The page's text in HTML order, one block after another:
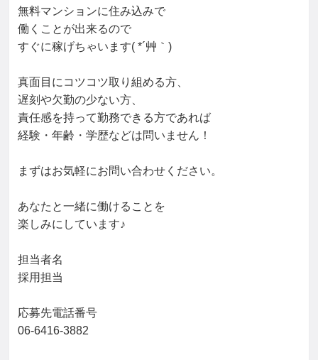
無料マンションに住み込みで
働くことが出来るので
すぐに稼げちゃいます( *´艸｀)
真面目にコツコツ取り組める方、
遅刻や欠勤の少ない方、
責任感を持って勤務できる方であれば
経験・年齢・学歴などは問いません！
まずはお気軽にお問い合わせください。
あなたと一緒に働けることを
楽しみにしています♪
担当者名
採用担当
応募先電話番号
06-6416-3882